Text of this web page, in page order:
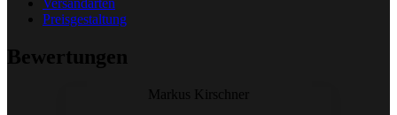
Versandarten
Preisgestaltung
Bewertungen
Markus Kirschner